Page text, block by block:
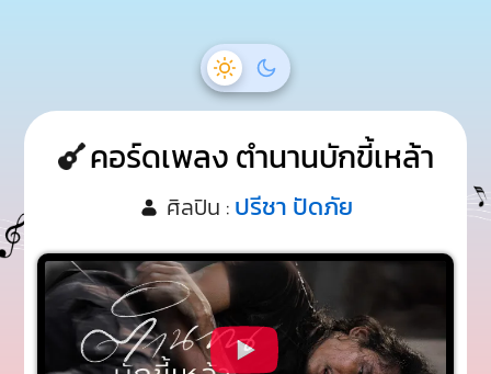
คอร์ดเพลง ตำนานบักขี้เหล้า
ศิลปิน : ปรีชา ปัดภัย